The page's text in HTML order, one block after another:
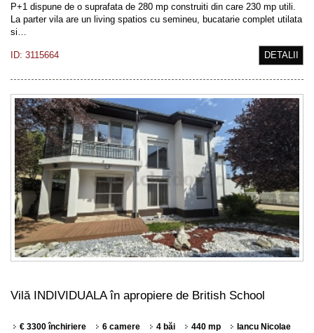
P+1 dispune de o suprafata de 280 mp construiti din care 230 mp utili.
La parter vila are un living spatios cu semineu, bucatarie complet utilata
si…
ID: 3115664 DETALII
Vilă INDIVIDUALA în apropiere de British School
€ 3300 închiriere 6 camere 4 băi 440 mp Iancu Nicolae